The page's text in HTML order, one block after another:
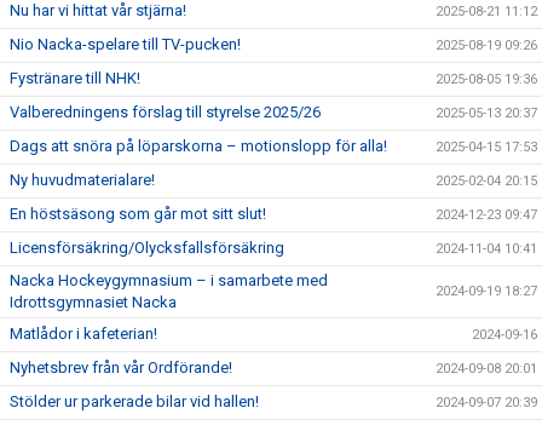
Nu har vi hittat vår stjärna! 2025-08-21 11:12
Nio Nacka-spelare till TV-pucken! 2025-08-19 09:26
Fystränare till NHK! 2025-08-05 19:36
Valberedningens förslag till styrelse 2025/26 2025-05-13 20:37
Dags att snöra på löparskorna – motionslopp för alla! 2025-04-15 17:53
Ny huvudmaterialare! 2025-02-04 20:15
En höstsäsong som går mot sitt slut! 2024-12-23 09:47
Licensförsäkring/Olycksfallsförsäkring 2024-11-04 10:41
Nacka Hockeygymnasium – i samarbete med
Idrottsgymnasiet Nacka
2024-09-19 18:27
Matlådor i kafeterian! 2024-09-16
Nyhetsbrev från vår Ordförande! 2024-09-08 20:01
Stölder ur parkerade bilar vid hallen! 2024-09-07 20:39